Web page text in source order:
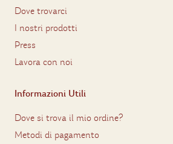
Dove trovarci
I nostri prodotti
Press
Lavora con noi
Informazioni Utili
Dove si trova il mio ordine?
Metodi di pagamento